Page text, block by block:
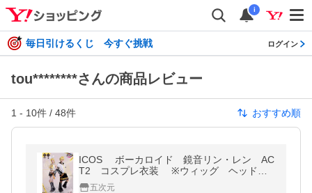
i
毎日引けるくじ 今すぐ挑戦 ログイン
tou********さんの商品レビュー
1 - 10件 / 48件 おすすめ順
ICOS ボーカロイド 鏡音リン・レン AC
T2 コスプレ衣装 ※ウィッグ ヘッドホ
ン 靴 追加可能
五次元